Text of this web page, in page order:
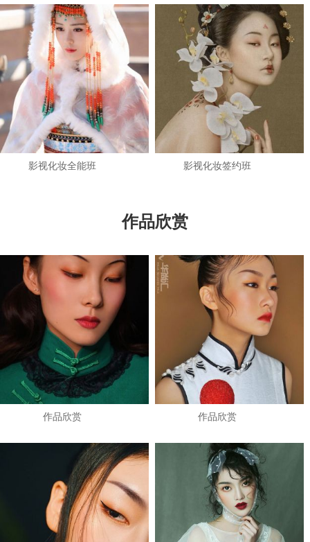
影视化妆全能班 影视化妆签约班
作品欣赏
作品欣赏 作品欣赏